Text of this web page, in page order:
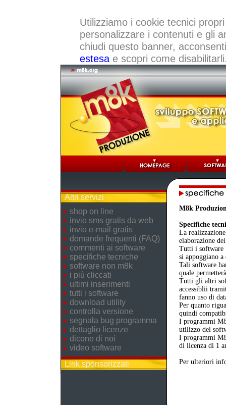
Utilizziamo i cookie tecnici
personalizzare i contenuti e gli
chiudi questo banner,
estesae scopri come
Altri servizi
shop on line
invio sms gratis da web
invio e-mail gratis
domande frequenti (FAQ)
commenti ai software
specifiche tecniche
software non m8k
i più cliccati
ultimi inserimenti
tutti i software
download utility
controlla versione
segnala bug programma
dettaglio licenze
dicono di noi
video software
Link sponsorizzati
M8k
Specifiche
La
elaborazione
Tutti i software
si appoggiano a
Tali software
quale
Tutti gli altri
accessiblii
fanno uso di
Per quanto
quindi
I programmi
utilizzo del
I programmi
di licenza di 1
Per ulteriori